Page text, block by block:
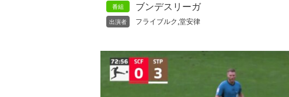
ブンデスリーガ
フライブルク ,堂安律